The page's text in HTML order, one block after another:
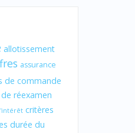
allotissement
assurance
de commande
réexamen
critères
durée du